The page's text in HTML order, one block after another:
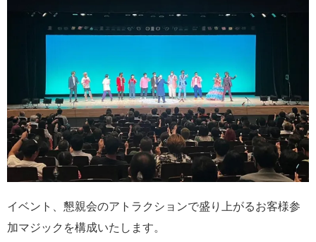
イベント、懇親会のアトラクションで盛り上がるお客様参
加マジックを構成いたします。